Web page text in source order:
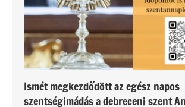
Ismét megkezdődött az egész napos
szentségimádás a debreceni szent